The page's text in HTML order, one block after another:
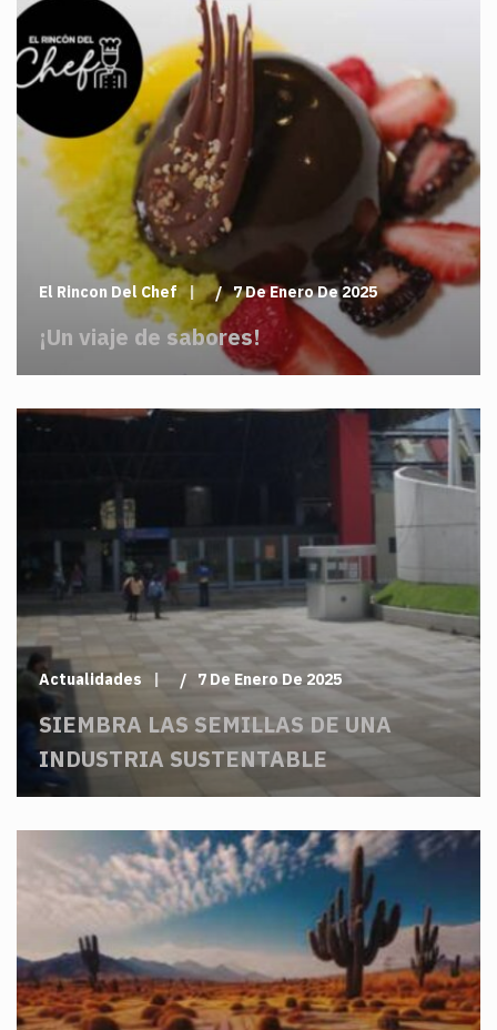
El Rincon Del Chef 7 De Enero De 2025
¡Un viaje de sabores!
Actualidades 7 De Enero De 2025
SIEMBRA LAS SEMILLAS DE UNA
INDUSTRIA SUSTENTABLE